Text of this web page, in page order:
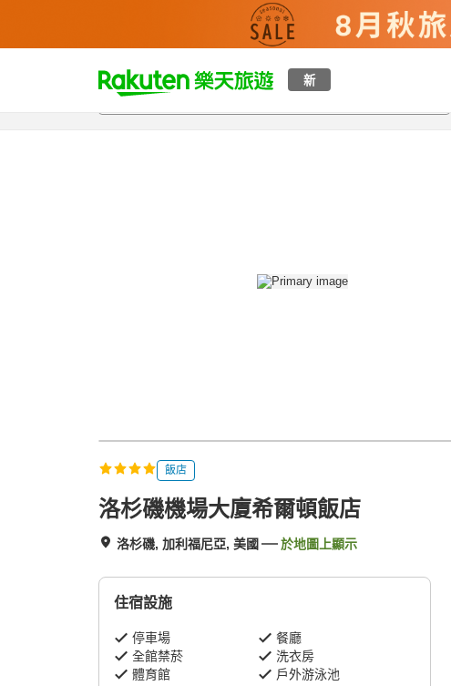
新
t
p
總覽客房與方案評語設施
飯店
洛杉磯機場大廈希爾頓飯店
洛杉磯, 加利福尼亞, 美國 於地圖上顯示
住宿設施
停車場
餐廳
全館禁菸
洗衣房
體育館
戶外游泳池